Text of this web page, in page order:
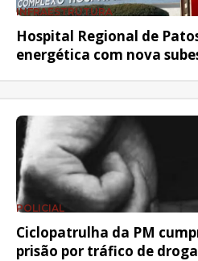
INFRAESTRUTURA
Hospital Regional de
energética com nova
POLICIAL
Ciclopatrulha da PM
prisão por tráfico de